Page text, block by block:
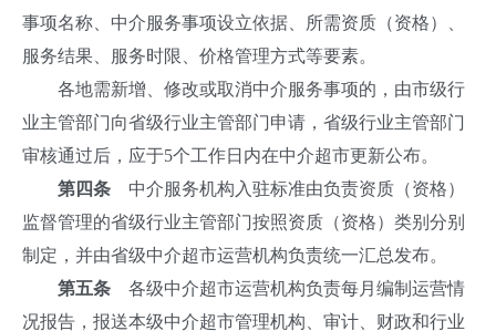
事项名称、中介服务事项设立依据、所需资质（资格）、
服务结果、服务时限、价格管理方式等要素。
各地需新增、修改或取消中介服务事项的，由市级行
业主管部门向省级行业主管部门申请，省级行业主管部门
审核通过后，应于5个工作日内在中介超市更新公布。
第四条 中介服务机构入驻标准由负责资质（资格）
监督管理的省级行业主管部门按照资质（资格）类别分别
制定，并由省级中介超市运营机构负责统一汇总发布。
第五条 各级中介超市运营机构负责每月编制运营情
况报告，报送本级中介超市管理机构、审计、财政和行业